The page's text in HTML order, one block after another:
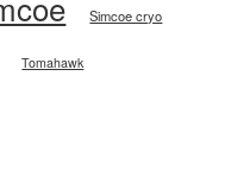
Simcoe cryo
Tomahawk